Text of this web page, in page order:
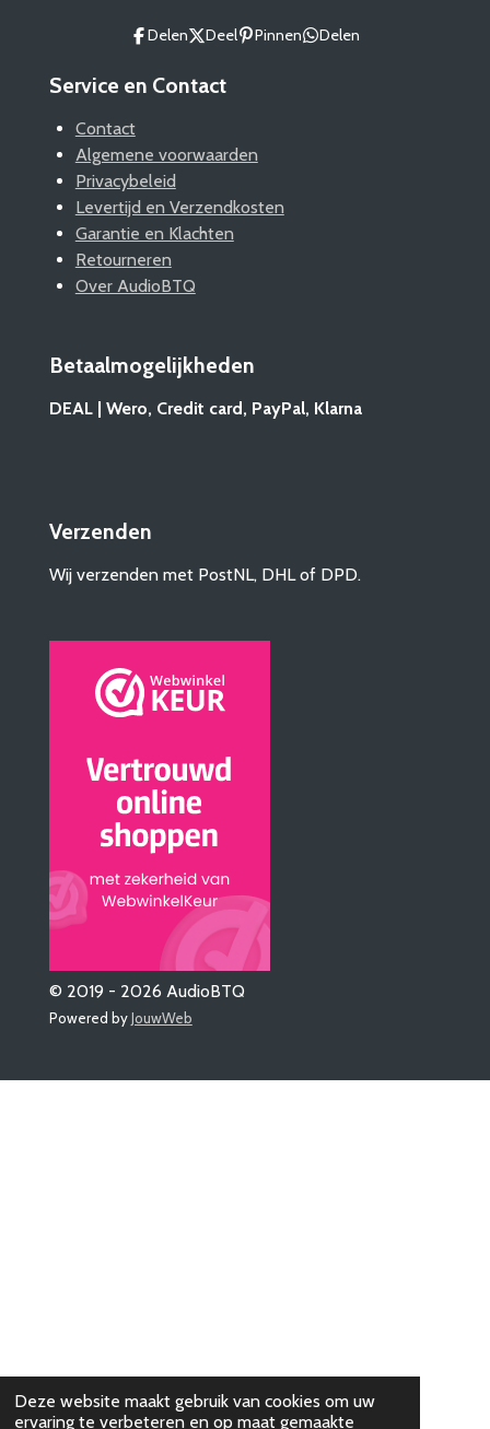
Deze website maakt gebruik van cookies om uw
ervaring te verbeteren en op maat gemaakte
Delen Deel Pinnen Delen
Service en Contact
Contact
Algemene voorwaarden
Privacybeleid
Levertijd en Verzendkosten
Garantie en Klachten
Retourneren
Over AudioBTQ
Betaalmogelijkheden
DEAL | Wero, Credit card, PayPal, Klarna
Verzenden
Wij verzenden met PostNL, DHL of DPD.
© 2019 - 2026 AudioBTQ
Powered byJouwWeb